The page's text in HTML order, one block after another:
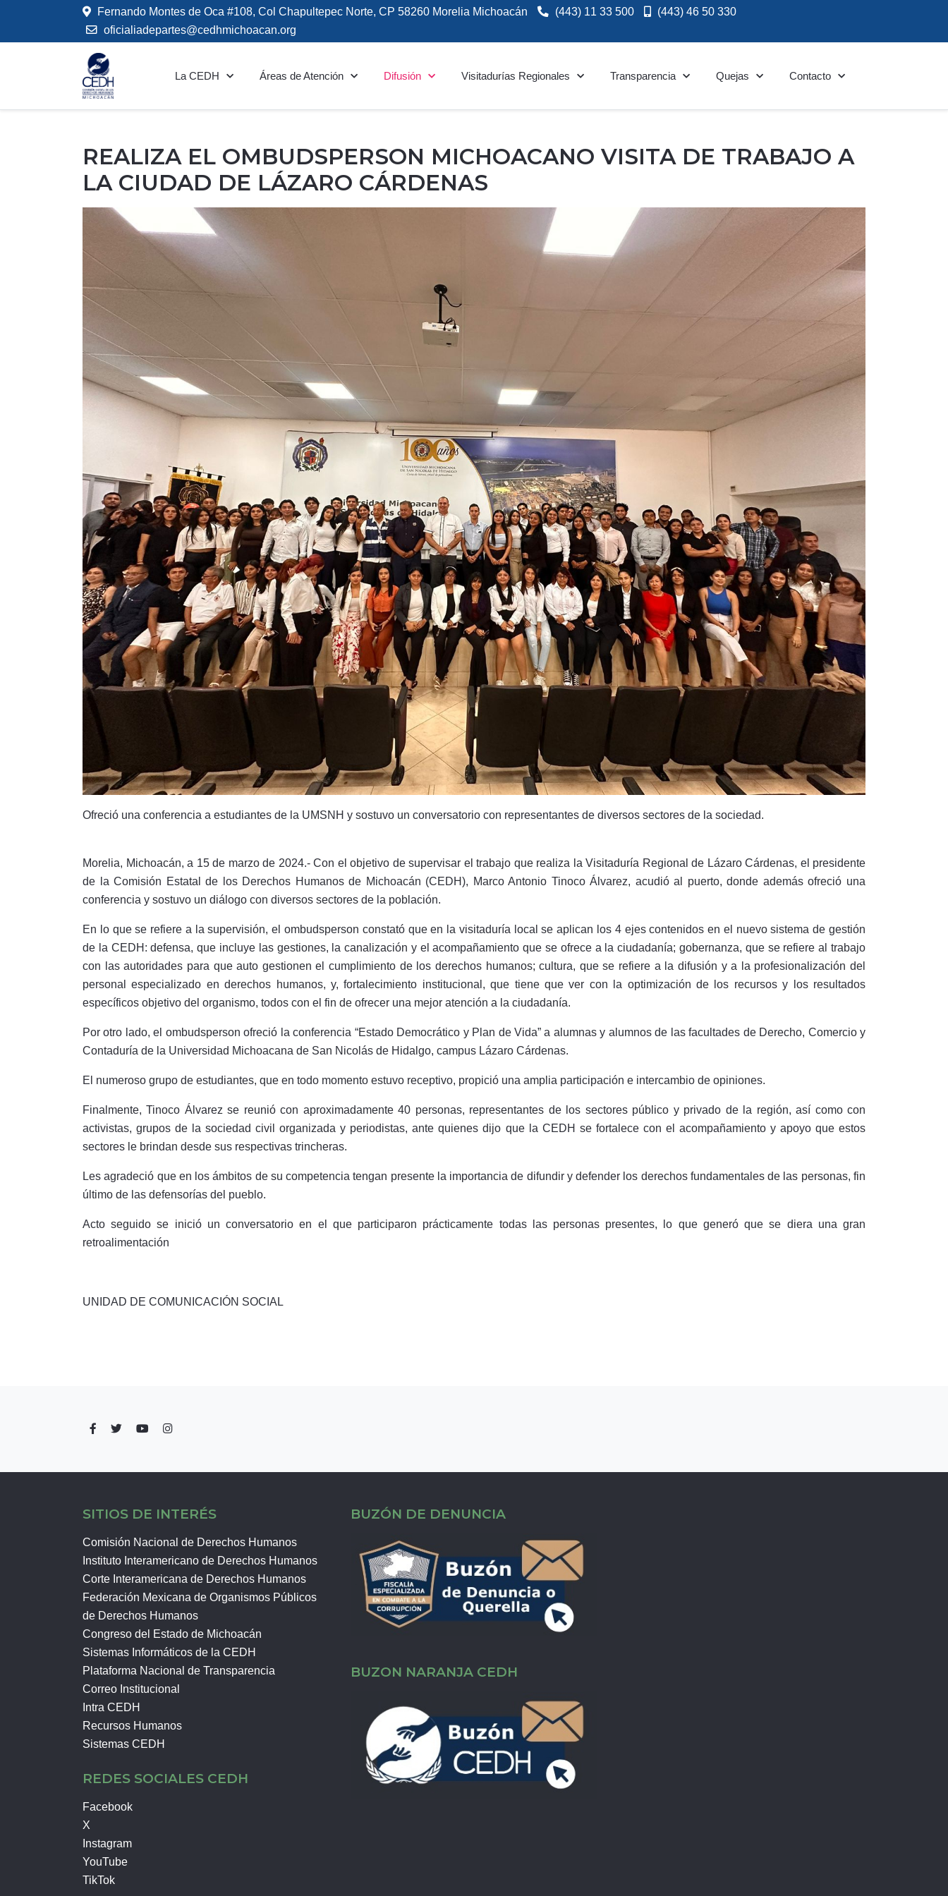
Fernando Montes de Oca #108, Col Chapultepec Norte, CP 58260 Morelia Michoacán (443) 11 33 500
(443) 46 50 330
oficialiadepartes@cedhmichoacan.org
La CEDH Áreas de Atención Difusión Visitadurías Regionales Transparencia Quejas Contacto
REALIZA EL OMBUDSPERSON MICHOACANO VISITA DE TRABAJO A
LA CIUDAD DE LÁZARO CÁRDENAS
Ofreció una conferencia a estudiantes de la UMSNH y sostuvo un conversatorio con representantes de diversos sectores de la sociedad.
Morelia, Michoacán, a 15 de marzo de 2024.- Con el objetivo de supervisar el trabajo que realiza la Visitaduría Regional de Lázaro Cárdenas, el presidente
de la Comisión Estatal de los Derechos Humanos de Michoacán (CEDH), Marco Antonio Tinoco Álvarez, acudió al puerto, donde además ofreció una
conferencia y sostuvo un diálogo con diversos sectores de la población.
En lo que se refiere a la supervisión, el ombudsperson constató que en la visitaduría local se aplican los 4 ejes contenidos en el nuevo sistema de gestión
de la CEDH: defensa, que incluye las gestiones, la canalización y el acompañamiento que se ofrece a la ciudadanía; gobernanza, que se refiere al trabajo
con las autoridades para que auto gestionen el cumplimiento de los derechos humanos; cultura, que se refiere a la difusión y a la profesionalización del
personal especializado en derechos humanos, y, fortalecimiento institucional, que tiene que ver con la optimización de los recursos y los resultados
específicos objetivo del organismo, todos con el fin de ofrecer una mejor atención a la ciudadanía.
Por otro lado, el ombudsperson ofreció la conferencia “Estado Democrático y Plan de Vida” a alumnas y alumnos de las facultades de Derecho, Comercio y
Contaduría de la Universidad Michoacana de San Nicolás de Hidalgo, campus Lázaro Cárdenas.
El numeroso grupo de estudiantes, que en todo momento estuvo receptivo, propició una amplia participación e intercambio de opiniones.
Finalmente, Tinoco Álvarez se reunió con aproximadamente 40 personas, representantes de los sectores público y privado de la región, así como con
activistas, grupos de la sociedad civil organizada y periodistas, ante quienes dijo que la CEDH se fortalece con el acompañamiento y apoyo que estos
sectores le brindan desde sus respectivas trincheras.
Les agradeció que en los ámbitos de su competencia tengan presente la importancia de difundir y defender los derechos fundamentales de las personas, fin
último de las defensorías del pueblo.
Acto seguido se inició un conversatorio en el que participaron prácticamente todas las personas presentes, lo que generó que se diera una gran
retroalimentación
UNIDAD DE COMUNICACIÓN SOCIAL
SITIOS DE INTERÉS
Comisión Nacional de Derechos Humanos
Instituto Interamericano de Derechos Humanos
Corte Interamericana de Derechos Humanos
Federación Mexicana de Organismos Públicos
de Derechos Humanos
Congreso del Estado de Michoacán
Sistemas Informáticos de la CEDH
Plataforma Nacional de Transparencia
Correo Institucional
Intra CEDH
Recursos Humanos
Sistemas CEDH
REDES SOCIALES CEDH
Facebook
X
Instagram
YouTube
TikTok
BUZÓN DE DENUNCIA
BUZON NARANJA CEDH